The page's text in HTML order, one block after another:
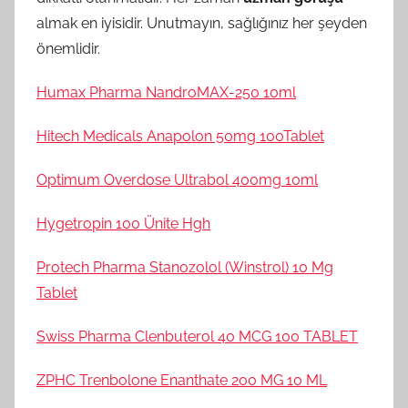
almak en iyisidir. Unutmayın, sağlığınız her şeyden
önemlidir.
Humax Pharma NandroMAX-250 10ml
Hitech Medicals Anapolon 50mg 100Tablet
Optimum Overdose Ultrabol 400mg 10ml
Hygetropin 100 Ünite Hgh
Protech Pharma Stanozolol (Winstrol) 10 Mg
Tablet
Swiss Pharma Clenbuterol 40 MCG 100 TABLET
ZPHC Trenbolone Enanthate 200 MG 10 ML